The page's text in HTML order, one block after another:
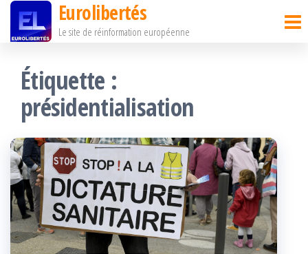
Passer
contenu
Eurolibertés
Le site de réinformation européenne
Étiquette :
présidentialisation